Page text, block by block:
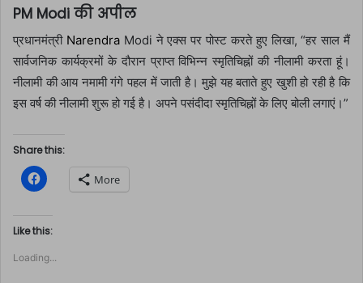
PM Modi की अपील
प्रधानमंत्री NarendraModi ने एक्स पर पोस्ट करते हुए लिखा, “हर साल मैं
सार्वजनिक कार्यक्रमों के दौरान प्राप्त विभिन्न स्मृतिचिह्नों की नीलामी करता हूं।
नीलामी की आय नमामी गंगे पहल में जाती है। मुझे यह बताते हुए खुशी हो रही है कि
इस वर्ष की नीलामी शुरू हो गई है। अपने पसंदीदा स्मृतिचिह्नों के लिए बोली लगाएं।”
Share this:
C
l
k
t
o
h
More
Like this:
Loading...